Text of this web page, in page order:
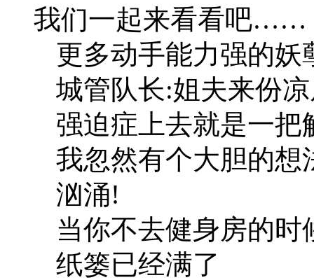
我们一起来看看吧……
更多动手能力强的妖
城管队长:姐夫来份
强迫症上去就是一把
我忽然有个大胆的想
汹涌!
当你不去健身房的时
纸篓已经满了